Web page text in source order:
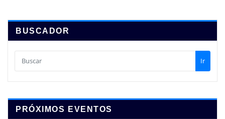
BUSCADOR
Ir
PRÓXIMOS EVENTOS